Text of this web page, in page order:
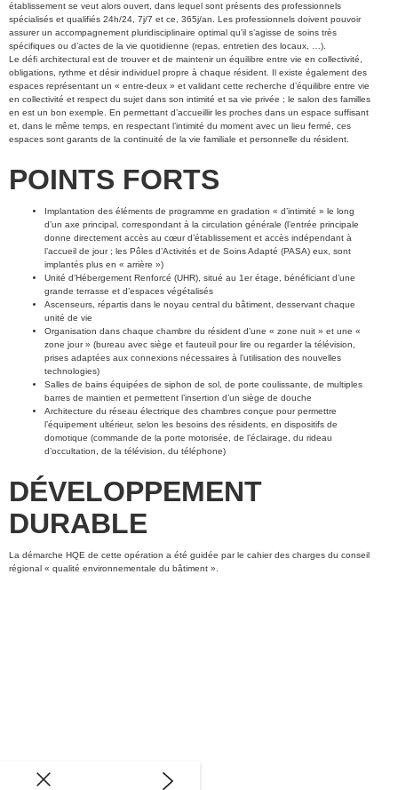
établissement se veut alors ouvert, dans lequel sont présents des professionnels
spécialisés et qualifiés 24h/24, 7j/7 et ce, 365j/an. Les professionnels doivent pouvoir
assurer un accompagnement pluridisciplinaire optimal qu’il s’agisse de soins très
spécifiques ou d’actes de la vie quotidienne (repas, entretien des locaux, …).
Le défi architectural est de trouver et de maintenir un équilibre entre vie en collectivité,
obligations, rythme et désir individuel propre à chaque résident. Il existe également des
espaces représentant un « entre-deux » et validant cette recherche d’équilibre entre vie
en collectivité et respect du sujet dans son intimité et sa vie privée ; le salon des familles
en est un bon exemple. En permettant d’accueillir les proches dans un espace suffisant
et, dans le même temps, en respectant l’intimité du moment avec un lieu fermé, ces
espaces sont garants de la continuité de la vie familiale et personnelle du résident.
POINTS FORTS
Implantation des éléments de programme en gradation « d’intimité » le long
d’un axe principal, correspondant à la circulation générale (l’entrée principale
donne directement accès au cœur d’établissement et accès indépendant à
l’accueil de jour ; les Pôles d’Activités et de Soins Adapté (PASA) eux, sont
implantés plus en « arrière »)
Unité d’Hébergement Renforcé (UHR), situé au 1er étage, bénéficiant d’une
grande terrasse et d’espaces végétalisés
Ascenseurs, répartis dans le noyau central du bâtiment, desservant chaque
unité de vie
Organisation dans chaque chambre du résident d’une « zone nuit » et une «
zone jour » (bureau avec siège et fauteuil pour lire ou regarder la télévision,
prises adaptées aux connexions nécessaires à l’utilisation des nouvelles
technologies)
Salles de bains équipées de siphon de sol, de porte coulissante, de multiples
barres de maintien et permettent l’insertion d’un siège de douche
Architecture du réseau électrique des chambres conçue pour permettre
l’équipement ultérieur, selon les besoins des résidents, en dispositifs de
domotique (commande de la porte motorisée, de l’éclairage, du rideau
d’occultation, de la télévision, du téléphone)
DÉVELOPPEMENT
DURABLE
La démarche HQE de cette opération a été guidée par le cahier des charges du conseil
régional « qualité environnementale du bâtiment ».